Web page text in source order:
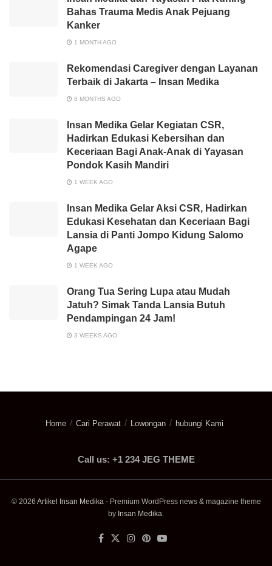
Bahas Trauma Medis Anak Pejuang
Kanker
1 MONTH AGO
Rekomendasi Caregiver dengan Layanan
Terbaik di Jakarta – Insan Medika
8 MONTHS AGO
Insan Medika Gelar Kegiatan CSR,
Hadirkan Edukasi Kebersihan dan
Keceriaan Bagi Anak-Anak di Yayasan
Pondok Kasih Mandiri
1 WEEK AGO
Insan Medika Gelar Aksi CSR, Hadirkan
Edukasi Kesehatan dan Keceriaan Bagi
Lansia di Panti Jompo Kidung Salomo
Agape
1 WEEK AGO
Orang Tua Sering Lupa atau Mudah
Jatuh? Simak Tanda Lansia Butuh
Pendampingan 24 Jam!
3 WEEKS AGO
Home Cari Perawat Lowongan hubungi Kami
Call us: +1 234 JEG THEME
© 2026 Artikel Insan Medika- Premium WordPress news & magazine theme
by Insan Medika.